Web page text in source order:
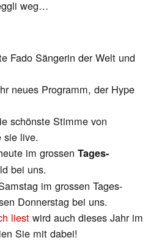
weg…
Fado Sängerin der Welt und
neues Programm, der Hype
schönste Stimme von
sie live.
im grossenTages-
bei uns.
im grossen Tages-
Donnerstag bei uns.
liest wird auch dieses Jahr im
Sie mit dabei!